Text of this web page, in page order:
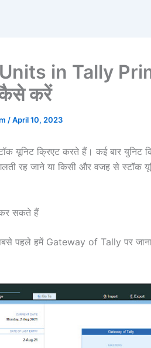
in Tally
कैसे करें
/April 10, 2023
यूनिट क्रिएट करते हैं। कई बार
रह जाने या किसी और वजह से स्टॉक
सकते हैं
पहले हमें Gateway of Tally पर जाना